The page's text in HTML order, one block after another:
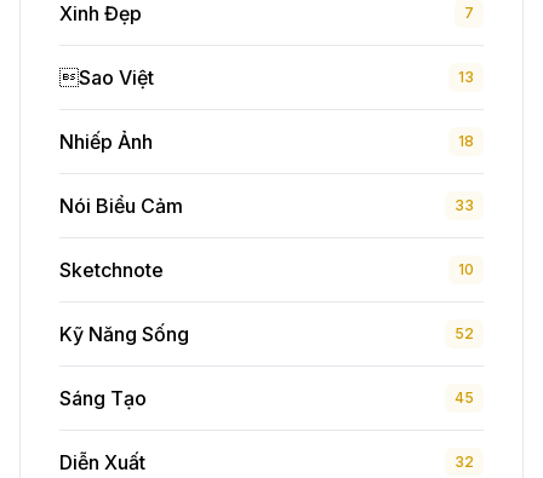
Xinh Đẹp 7
Sao Việt 13
Nhiếp Ảnh 18
Nói Biểu Cảm 33
Sketchnote 10
Kỹ Năng Sống 52
Sáng Tạo 45
Diễn Xuất 32